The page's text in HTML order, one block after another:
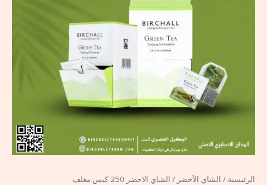
الرئيسية / الشاي الأخضر / الشاي الاخضر 250 كيس مغلف